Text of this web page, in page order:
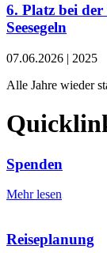
6. Platz bei
Seesegeln
07.06.2026 | 2025
Alle Jahre wieder
Spenden
Mehr lesen
Reiseplanung